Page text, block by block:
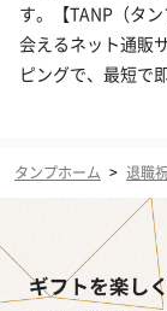
す。【TANP（タ
会えるネット通販
ピングで、最短で
タンプホーム > 退職